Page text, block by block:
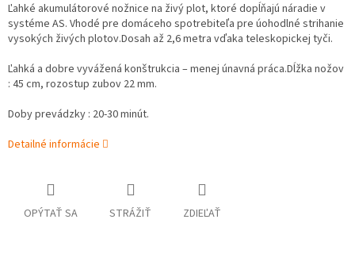
Ľahké akumulátorové nožnice na živý plot, ktoré dopĺňajú náradie v
systéme AS. Vhodé pre domáceho spotrebiteľa pre úohodlné strihanie
vysokých živých plotov.Dosah až 2,6 metra vďaka teleskopickej tyči.
Ľahká a dobre vyvážená konštrukcia – menej únavná práca.Dĺžka nožov
: 45 cm, rozostup zubov 22 mm.
Doby prevádzky : 20-30 minút.
Detailné informácie
OPÝTAŤ SA STRÁŽIŤ ZDIEĽAŤ